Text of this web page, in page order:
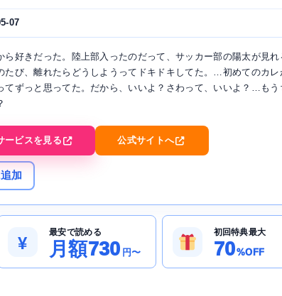
07
ら好きだった。陸上部入ったのだって、サッカー部の陽太が見れ
たび、離れたらどうしようってドキドキしてた。…初めてのカレ
てずっと思ってた。だから、いいよ？さわって、いいよ？…もう
ービスを見る 公式サイトへ
加
¥
最安で読める
月額730 円〜
初回特典最大
70%OFF